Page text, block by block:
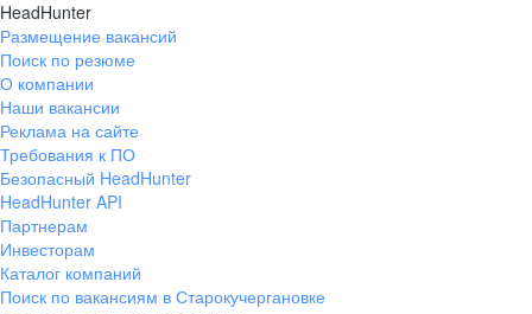
HeadHunter
Размещение вакансий
Поиск по резюме
О компании
Наши вакансии
Реклама на сайте
Требования к ПО
Безопасный HeadHunter
HeadHunter API
Партнерам
Инвесторам
Каталог компаний
Поиск по вакансиям в Старокучергановке